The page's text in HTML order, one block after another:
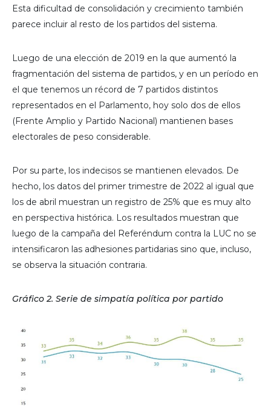
Esta dificultad de consolidación y crecimiento también
parece incluir al resto de los partidos del sistema.
Luego de una elección de 2019 en la que aumentó la
fragmentación del sistema de partidos, y en un período en
el que tenemos un récord de 7 partidos distintos
representados en el Parlamento, hoy solo dos de ellos
(Frente Amplio y Partido Nacional) mantienen bases
electorales de peso considerable.
Por su parte, los indecisos se mantienen elevados. De
hecho, los datos del primer trimestre de 2022 al igual que
los de abril muestran un registro de 25% que es muy alto
en perspectiva histórica. Los resultados muestran que
luego de la campaña del Referéndum contra la LUC no se
intensificaron las adhesiones partidarias sino que, incluso,
se observa la situación contraria.
Gráfico 2. Serie de simpatía política por partido